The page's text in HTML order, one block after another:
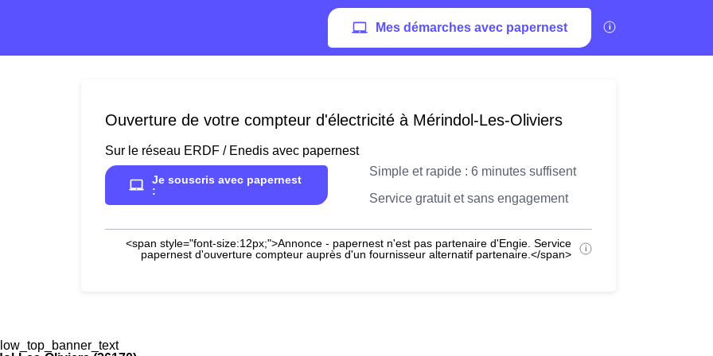
Mes démarches avec papernest
Ouverture de votre compteur d'électricité à Mérindol-Les-Oliviers
Sur le réseau ERDF / Enedis avec papernest
Je souscris avec papernest
:
Simple et rapide : 6 minutes suffisent
Service gratuit et sans engagement
<span style="font-size:12px;">Annonce - papernest n'est pas partenaire d'Engie. Service
papernest d'ouverture compteur auprès d'un fournisseur alternatif partenaire.</span>